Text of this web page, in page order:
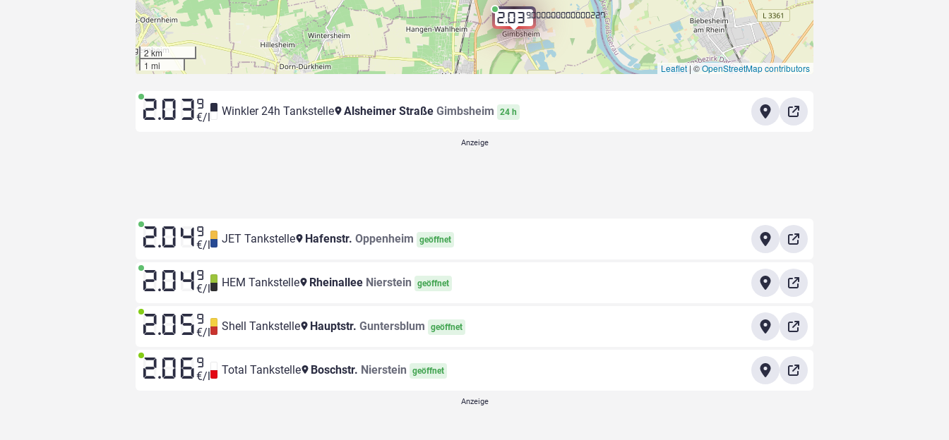
2.039.000000000000227
2 km
1 mi
Leaflet|©OpenStreetMap contributors
2.03 9
€/l Winkler 24h Tankstelle Alsheimer Straße Gimbsheim 24 h
2.04 9
€/l JET Tankstelle Hafenstr. Oppenheim geöffnet
2.04 9
€/l HEM Tankstelle Rheinallee Nierstein geöffnet
2.05 9
€/l Shell Tankstelle Hauptstr. Guntersblum geöffnet
2.06 9
€/l Total Tankstelle Boschstr. Nierstein geöffnet